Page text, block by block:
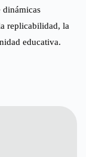
replicabilidad, la
educativa.